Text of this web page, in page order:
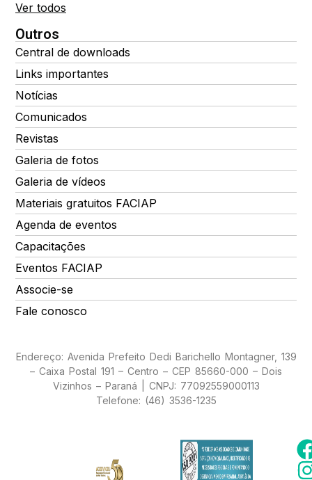
Ver todos
Outros
Central de downloads
Links importantes
Notícias
Comunicados
Revistas
Galeria de fotos
Galeria de vídeos
Materiais gratuitos FACIAP
Agenda de eventos
Capacitações
Eventos FACIAP
Associe-se
Fale conosco
Endereço: Avenida Prefeito Dedi Barichello Montagner, 139
– Caixa Postal 191 – Centro – CEP 85660-000 – Dois
Vizinhos – Paraná | CNPJ: 77092559000113
Telefone: (46) 3536-1235